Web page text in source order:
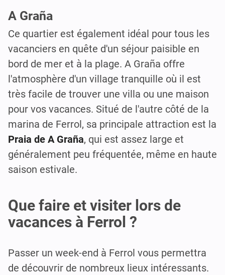
A Graña
Ce quartier est également idéal pour tous les
vacanciers en quête d'un séjour paisible en
bord de mer et à la plage. A Graña offre
l'atmosphère d'un village tranquille où il est
très facile de trouver une villa ou une maison
pour vos vacances. Situé de l'autre côté de la
marina de Ferrol, sa principale attraction est la
Praia de A Graña, qui est assez large et
généralement peu fréquentée, même en haute
saison estivale.
Que faire et visiter lors de
vacances à Ferrol ?
Passer un week-end à Ferrol vous permettra
de découvrir de nombreux lieux intéressants.